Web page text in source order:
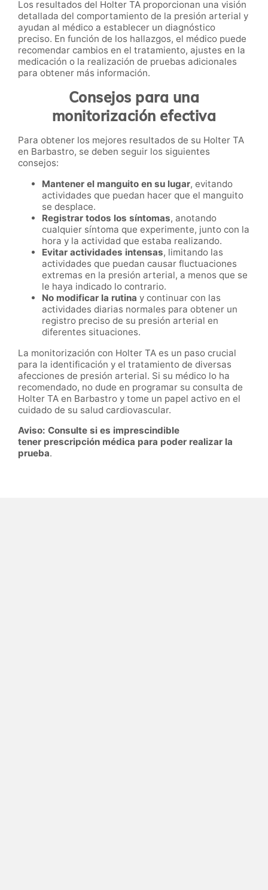
Los resultados del Holter TA proporcionan una visión
detallada del comportamiento de la presión arterial y
ayudan al médico a establecer un diagnóstico
preciso. En función de los hallazgos, el médico puede
recomendar cambios en el tratamiento, ajustes en la
medicación o la realización de pruebas adicionales
para obtener más información.
Consejos para una
monitorización efectiva
Para obtener los mejores resultados de su Holter TA
en Barbastro, se deben seguir los siguientes
consejos:
Mantener el manguito en su lugar, evitando
actividades que puedan hacer que el manguito
se desplace.
Registrar todos los síntomas, anotando
cualquier síntoma que experimente, junto con la
hora y la actividad que estaba realizando.
Evitar actividades intensas, limitando las
actividades que puedan causar fluctuaciones
extremas en la presión arterial, a menos que se
le haya indicado lo contrario.
No modificar la rutina y continuar con las
actividades diarias normales para obtener un
registro preciso de su presión arterial en
diferentes situaciones.
La monitorización con Holter TA es un paso crucial
para la identificación y el tratamiento de diversas
afecciones de presión arterial. Si su médico lo ha
recomendado, no dude en programar su consulta de
Holter TA en Barbastro y tome un papel activo en el
cuidado de su salud cardiovascular.
Aviso: Consulte si es imprescindible
tener prescripción médica para poder realizar la
prueba.